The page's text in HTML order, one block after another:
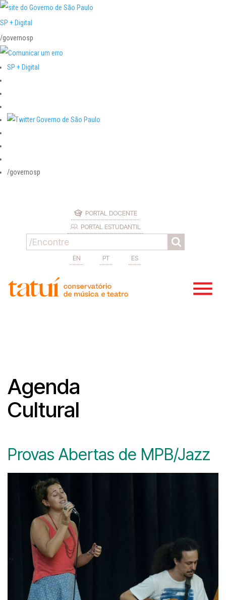
SP + Digital
/governosp
SP + Digital
/governosp
PORTAL DOCENTE
PORTAL ESTUDANTIL
EN PT ES
Agenda
Cultural
Provas Abertas de MPB/Jazz